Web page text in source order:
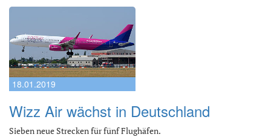
18.01.2019
Wizz Air wächst in Deutschland
Sieben neue Strecken für fünf Flughäfen.